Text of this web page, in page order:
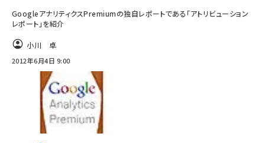
GoogleアナリティクスPremiumの独自レポートである「アトリビューション
レポート」を紹介
小川 卓
2012年6月4日 9:00